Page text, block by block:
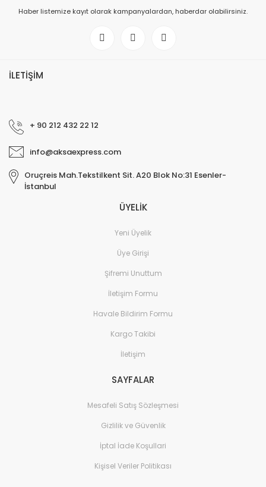
Haber listemize kayıt olarak kampanyalardan, haberdar olabilirsiniz.
İLETİŞİM
+ 90 212 432 22 12
info@aksaexpress.com
Oruçreis Mah.Tekstilkent Sit. A20 Blok No:31 Esenler-
İstanbul
ÜYELİK
Yeni Üyelik
Üye Girişi
Şifremi Unuttum
İletişim Formu
Havale Bildirim Formu
Kargo Takibi
İletişim
SAYFALAR
Mesafeli Satış Sözleşmesi
Gizlilik ve Güvenlik
İptal İade Koşullari
Kişisel Veriler Politikası